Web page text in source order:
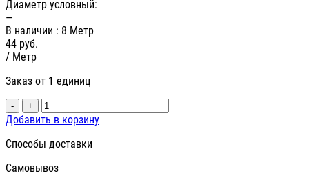
Диаметр условный:
—
В наличии : 8 Метр
44 руб.
/ Метр
Заказ от 1 единиц
- +
Добавить в корзину
Способы доставки
Самовывоз